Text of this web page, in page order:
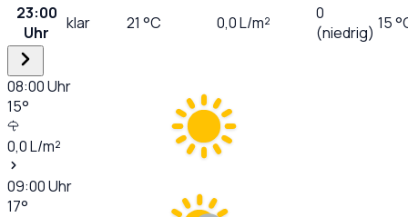
23:00
Uhr
klar 21 °C 0,0L/m²
0
(niedrig) 15
08:00Uhr
15°
0,0L/m²
09:00Uhr
17°